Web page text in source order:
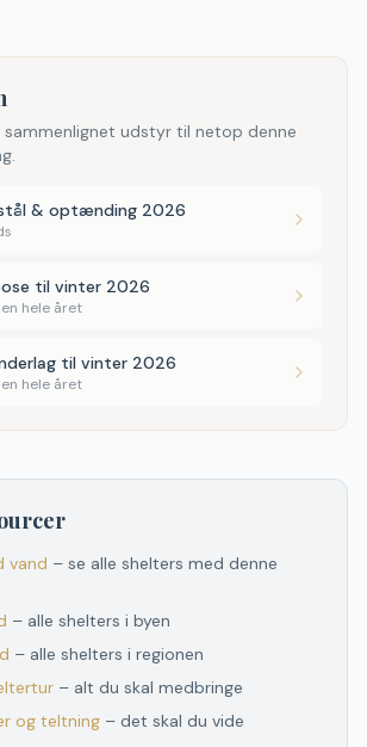
udstyr til netop denne
& optænding 2026
til vinter 2026
hele året
til vinter 2026
hele året
vand – se alle shelters med denne
– alle shelters i byen
– alle shelters i regionen
– alt du skal medbringe
og teltning – det skal du vide